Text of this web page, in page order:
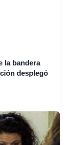
la bandera
desplegó